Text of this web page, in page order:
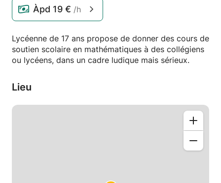
Àpd 19 € /h
Lycéenne de 17 ans propose de donner des cours de
soutien scolaire en mathématiques à des collégiens
ou lycéens, dans un cadre ludique mais sérieux.
Lieu